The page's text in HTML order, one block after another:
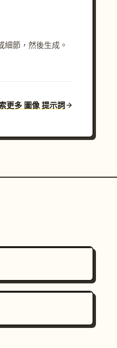
細節，然後生成。
更多 圖像 提示詞